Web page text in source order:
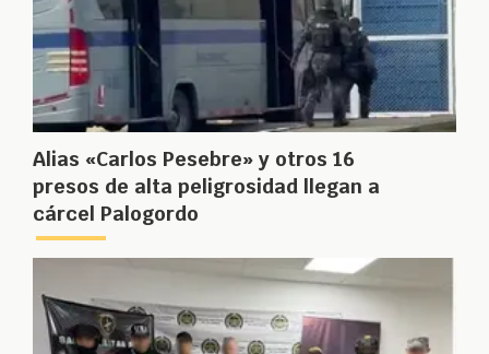
Alias «Carlos Pesebre» y otros 16
presos de alta peligrosidad llegan a
cárcel Palogordo